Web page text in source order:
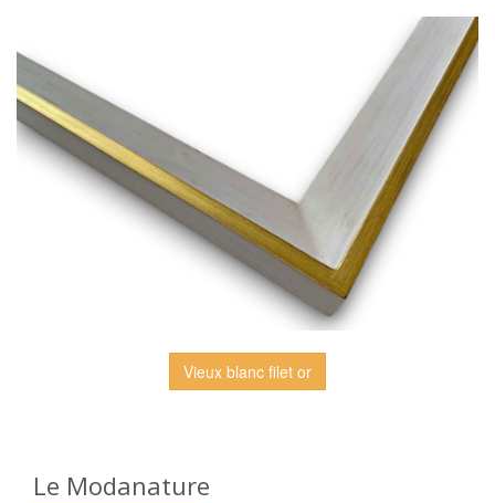
Vieux blanc filet or
Le Modanature